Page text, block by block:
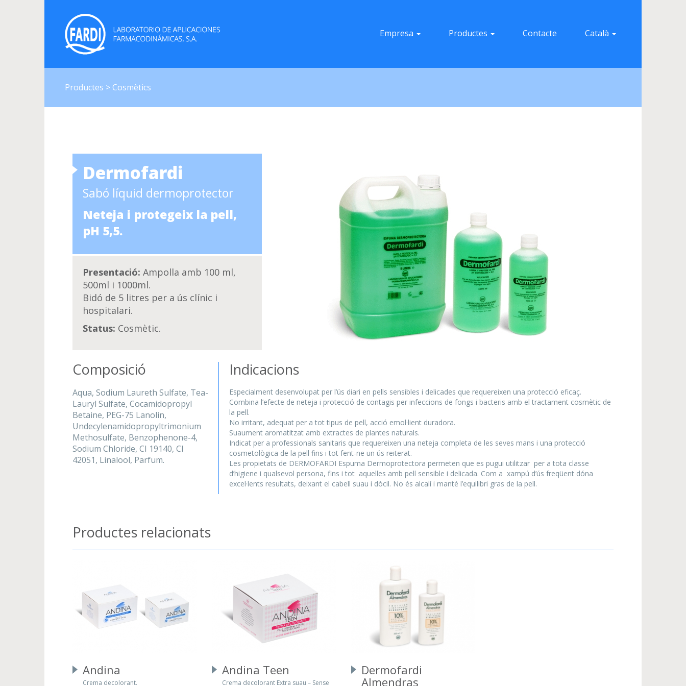
Empresa Productes Contacte Català
Productes > Cosmètics
Dermofardi
Sabó líquid dermoprotector
Neteja i protegeix la pell,
pH 5,5.
Presentació: Ampolla amb 100 ml,
500ml i 1000ml.
Bidó de 5 litres per a ús clínic i
hospitalari.
Status: Cosmètic.
Composició
Aqua, Sodium Laureth Sulfate, Tea-
Lauryl Sulfate, Cocamidopropyl
Betaine, PEG-75 Lanolin,
Undecylenamidopropyltrimonium
Methosulfate, Benzophenone-4,
Sodium Chloride, CI 19140, CI
42051, Linalool, Parfum.
Indicacions
Especialment desenvolupat per l’ús diari en pells sensibles i delicades que requereixen una protecció eficaç.
Combina l’efecte de neteja i protecció de contagis per infeccions de fongs i bacteris amb el tractament cosmètic de
la pell.
No irritant, adequat per a tot tipus de pell, acció emol·lient duradora.
Suaument aromatitzat amb extractes de plantes naturals.
Indicat per a professionals sanitaris que requereixen una neteja completa de les seves mans i una protecció
cosmetològica de la pell fins i tot fent-ne un ús reiterat.
Les propietats de DERMOFARDI Espuma Dermoprotectora permeten que es pugui utilitzar per a tota classe
d’higiene i qualsevol persona, fins i tot aquelles amb pell sensible i delicada. Com a xampú d’ús freqüent dóna
excel·lents resultats, deixant el cabell suau i dòcil. No és alcalí i manté l’equilibri gras de la pell.
Productes relacionats
Andina
Crema decolorant.
Andina Teen
Crema decolorant Extra suau – Sense
Dermofardi
Almendras